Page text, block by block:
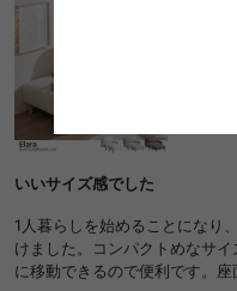
Elara
けソ
め 安
いいサイズ感でした
1人暮らしを始めることになり
けました。コンパクトめなサ
に移動できるので便利です。